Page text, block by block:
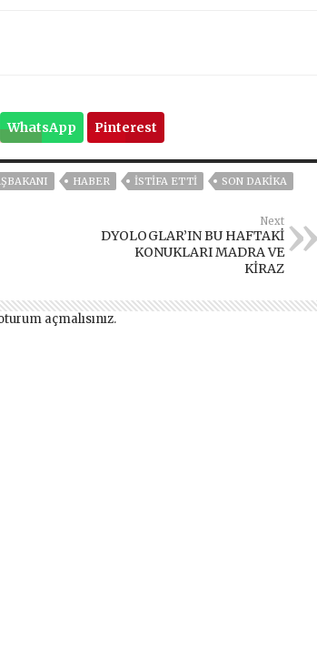
WhatsApp Pinterest
HABER ISTIFA ETTI SON DAKIKA
Next
DYOLOGLAR’IN BU HAFTAKİ
KONUKLARI MADRA VE
KİRAZ
açmalısınız.